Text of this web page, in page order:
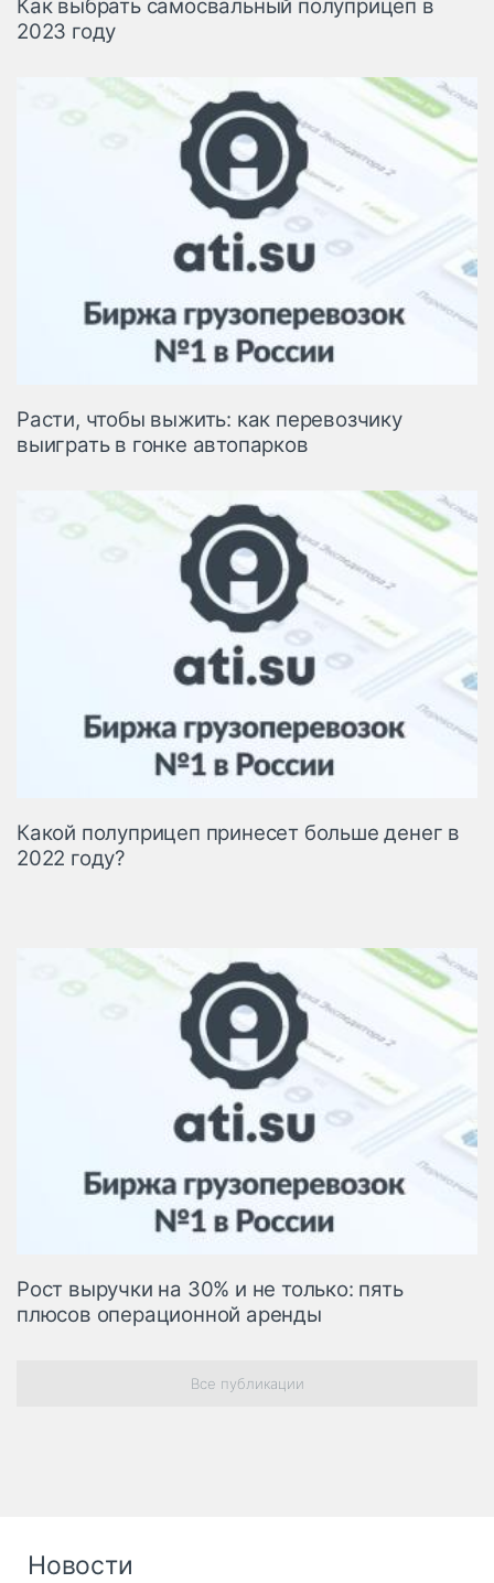
Как выбрать самосвальный полуприцеп в
2023 году
Расти, чтобы выжить: как перевозчику
выиграть в гонке автопарков
Какой полуприцеп принесет больше денег в
2022 году?
Рост выручки на 30% и не только: пять
плюсов операционной аренды
Все публикации
Новости